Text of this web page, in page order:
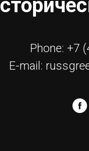
Phone: +7
E-mail: